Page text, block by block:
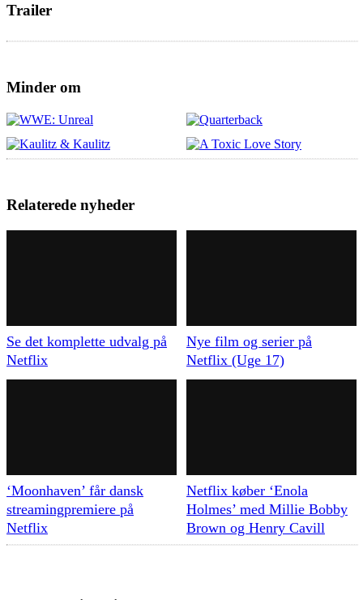
Trailer
Minder om
Relaterede nyheder
Se det komplette udvalg på
Netflix
Nye film og serier på
Netflix (Uge 17)
‘Moonhaven’ får dansk
streamingpremiere på
Netflix
Netflix køber ‘Enola
Holmes’ med Millie Bobby
Brown og Henry Cavill